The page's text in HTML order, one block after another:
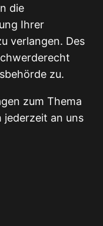
die
Ihrer
verlangen. Des
zu.
zum Thema
jederzeit an uns